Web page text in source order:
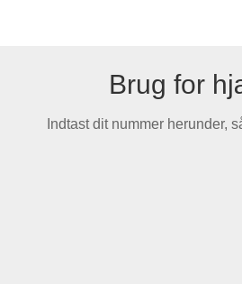
Brug for
Indtast dit nummer herunder,